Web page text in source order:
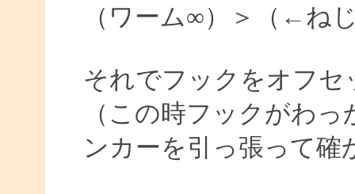
（ワーム∞）＞（←ね
それでフックをオフセ
（この時フックがわ
ンカーを引っ張って